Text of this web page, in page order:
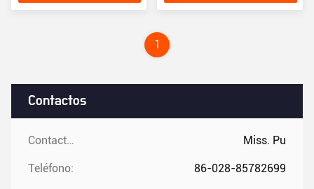
Contactos
Contactos: Miss. Pu
Teléfono: 86-028-85782699
1